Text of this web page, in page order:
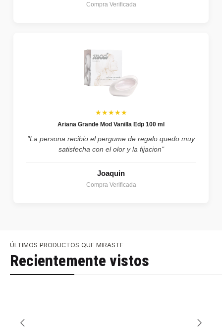
Compra Verificada
★★★★★
Ariana Grande Mod Vanilla Edp 100 ml
"La persona recibio el pergume de regalo quedo muy
satisfecha con el olor y la fijacion"
Joaquin
Compra Verificada
ÚLTIMOS PRODUCTOS QUE MIRASTE
Recientemente vistos